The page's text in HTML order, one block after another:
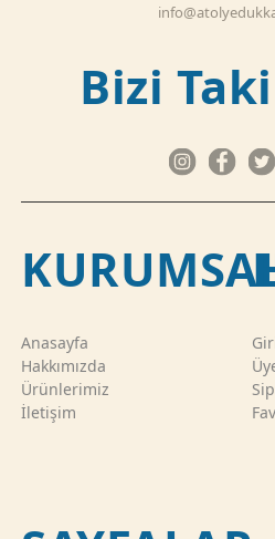
Bizi
Anasayfa
Hakkımızda
Ürünlerimiz
İletişim